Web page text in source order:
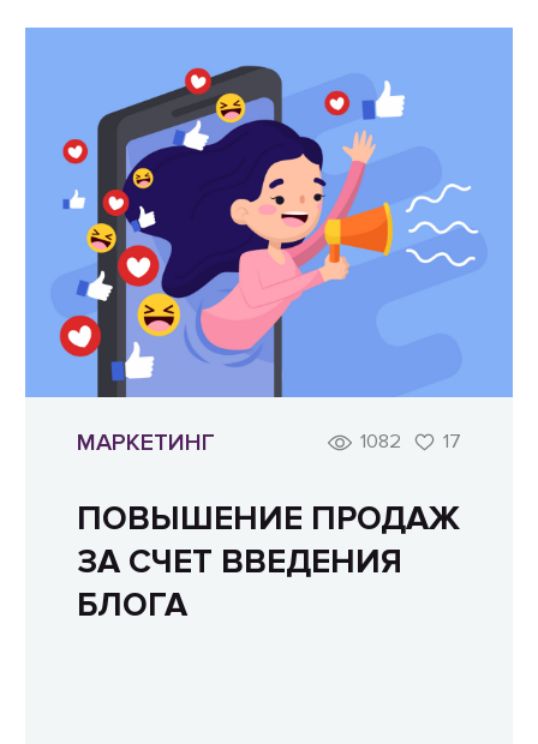
МАРКЕТИНГ 1082 17
ПОВЫШЕНИЕ ПРОДАЖ
ЗА СЧЕТ ВВЕДЕНИЯ
БЛОГА